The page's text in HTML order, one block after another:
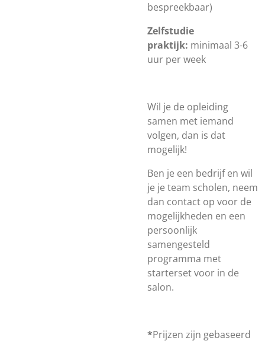
bespreekbaar)
Zelfstudie
praktijk: minimaal 3-6
uur per week
Wil je de opleiding
samen met iemand
volgen, dan is dat
mogelijk!
Ben je een bedrijf en wil
je je team scholen, neem
dan contact op voor de
mogelijkheden en een
persoonlijk
samengesteld
programma met
starterset voor in de
salon.
*Prijzen zijn gebaseerd